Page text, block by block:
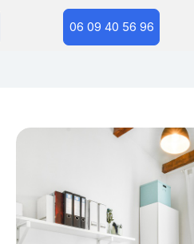
06 09 40 56 96